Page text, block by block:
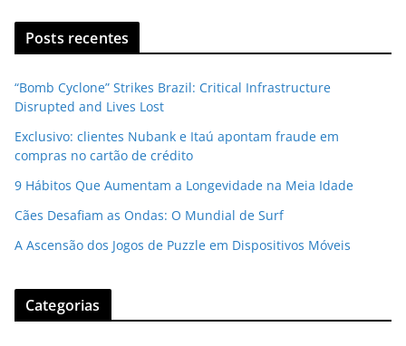
Posts recentes
“Bomb Cyclone” Strikes Brazil: Critical Infrastructure
Disrupted and Lives Lost
Exclusivo: clientes Nubank e Itaú apontam fraude em
compras no cartão de crédito
9 Hábitos Que Aumentam a Longevidade na Meia Idade
Cães Desafiam as Ondas: O Mundial de Surf
A Ascensão dos Jogos de Puzzle em Dispositivos Móveis
Categorias